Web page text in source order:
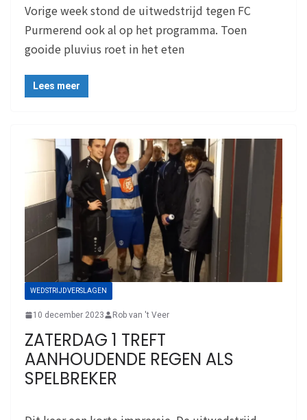
Vorige week stond de uitwedstrijd tegen FC
Purmerend ook al op het programma. Toen
gooide pluvius roet in het eten
Lees meer
WEDSTRIJDVERSLAGEN
10 december 2023 Rob van 't Veer
ZATERDAG 1 TREFT
AANHOUDENDE REGEN ALS
SPELBREKER